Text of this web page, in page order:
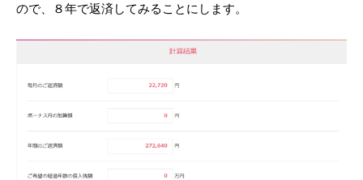
ので、８年で返済してみることにします。